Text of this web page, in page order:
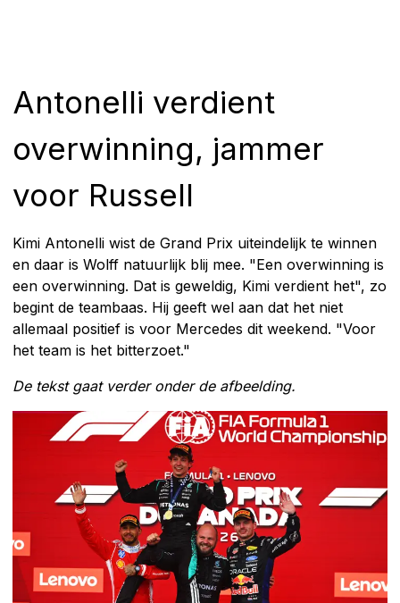
Antonelli verdient
overwinning, jammer
voor Russell
Kimi Antonelli wist de Grand Prix uiteindelijk te winnen
en daar is Wolff natuurlijk blij mee. "Een overwinning is
een overwinning. Dat is geweldig, Kimi verdient het", zo
begint de teambaas. Hij geeft wel aan dat het niet
allemaal positief is voor Mercedes dit weekend. "Voor
het team is het bitterzoet."
De tekst gaat verder onder de afbeelding.